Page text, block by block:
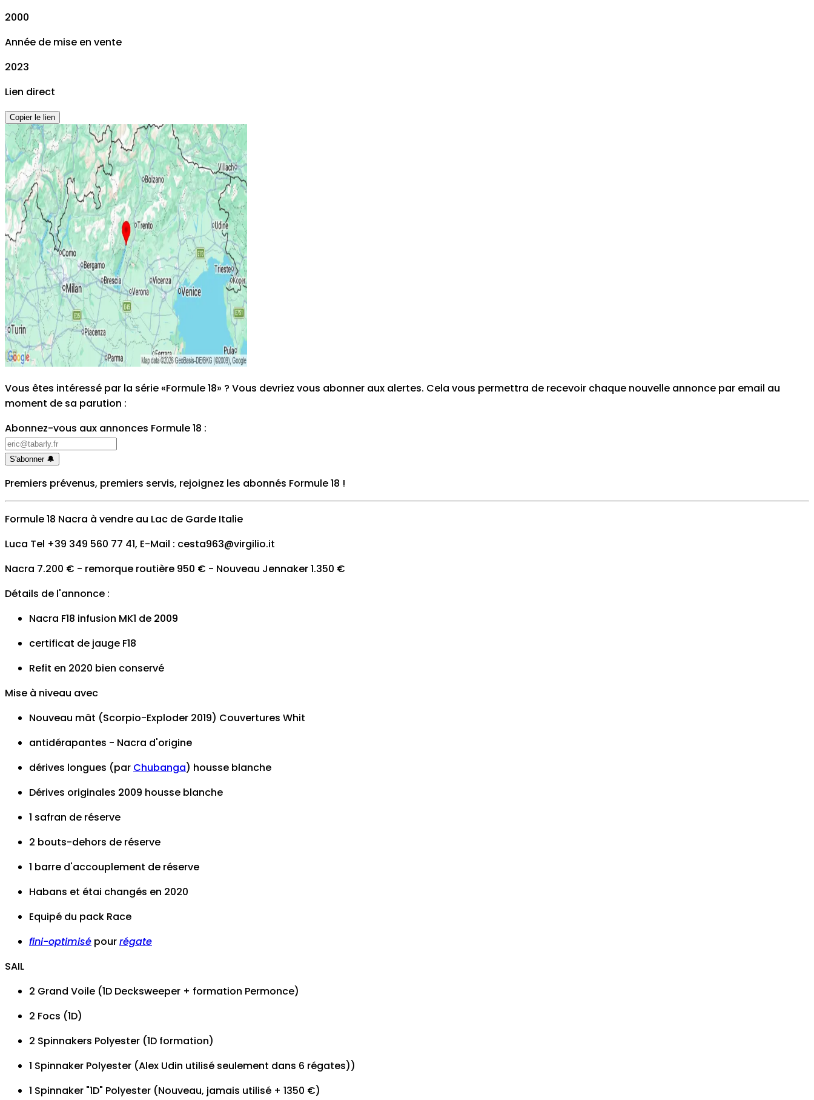
2000
Année de mise en vente
2023
Lien direct
Copier le lien
Vous êtes intéressé par la série «Formule 18» ? Vous devriez vous abonner aux alertes. Cela vous permettra de recevoir chaque nouvelle annonce par email au
moment de sa parution :
Abonnez-vous aux annonces Formule 18 :
S'abonner 🔔
Premiers prévenus, premiers servis, rejoignez les abonnés Formule 18 !
Formule 18 Nacra à vendre au Lac de Garde Italie
Luca Tel +39 349 560 77 41, E-Mail : cesta963@virgilio.it
Nacra 7.200 € - remorque routière 950 € - Nouveau Jennaker 1.350 €
Détails de l'annonce :
Nacra F18 infusion MK1 de 2009
certificat de jauge F18
Refit en 2020 bien conservé
Mise à niveau avec
Nouveau mât (Scorpio-Exploder 2019) Couvertures Whit
antidérapantes - Nacra d'origine
dérives longues (par Chubanga) housse blanche
Dérives originales 2009 housse blanche
1 safran de réserve
2 bouts-dehors de réserve
1 barre d'accouplement de réserve
Habans et étai changés en 2020
Equipé du pack Race
fini-optimisé pourrégate
SAIL
2 Grand Voile (1D Decksweeper + formation Permonce)
2 Focs (1D)
2 Spinnakers Polyester (1D formation)
1 Spinnaker Polyester (Alex Udin utilisé seulement dans 6 régates))
1 Spinnaker "1D" Polyester (Nouveau, jamais utilisé + 1350 €)